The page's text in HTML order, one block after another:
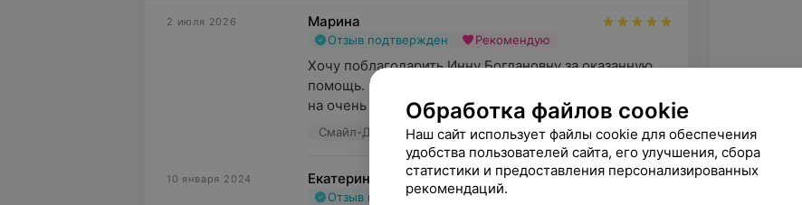
2 июля 2026 Марина
Отзыв подтвержден Рекомендую
Хочу поблагодарить Инну Богдановну за оказанную
помощь. В клинике приняли по острой боли, несмотря
на очень плотную запи...
Смайл-Дент, ул. Григория Денисенко, 6-5
10 января 2024 Екатерина
Отзыв подтвержден
Обработка файлов cookie
Наш сайт использует файлы cookie для обеспечения
удобства пользователей сайта, его улучшения, сбора
статистики и предоставления персонализированных
рекомендаций.